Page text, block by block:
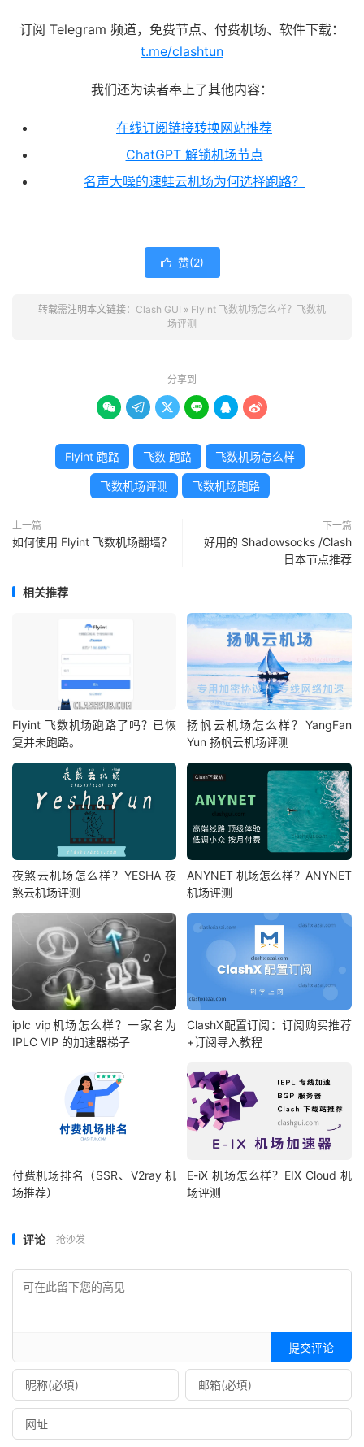
订阅 Telegram 频道，免费节点、付费机场、软件下载：
t.me/clashtun
我们还为读者奉上了其他内容：
在线订阅链接转换网站推荐
ChatGPT 解锁机场节点
名声大噪的速蛙云机场为何选择跑路？
 赞(2)
转载需注明本文链接： Clash GUI » Flyint 飞数机场怎么样？飞数机
场评测
分享到
     
Flyint 跑路 飞数 跑路 飞数机场怎么样
飞数机场评测 飞数机场跑路
上一篇
如何使用 Flyint 飞数机场翻墙？
下一篇
好用的 Shadowsocks /Clash
日本节点推荐
相关推荐
Flyint 飞数机场跑路了吗？已恢
复并未跑路。
扬帆云机场怎么样？YangFan
Yun 扬帆云机场评测
夜煞云机场怎么样？YESHA 夜
煞云机场评测
ANYNET 机场怎么样？ANYNET
机场评测
iplc vip机场怎么样？一家名为
IPLC VIP 的加速器梯子
ClashX配置订阅：订阅购买推荐
+订阅导入教程
付费机场排名（SSR、V2ray 机
场推荐）
E-iX 机场怎么样？EIX Cloud 机
场评测
评论 抢沙发
提交评论